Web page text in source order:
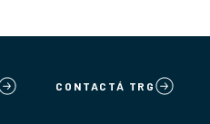
CONTACTÁ TRG